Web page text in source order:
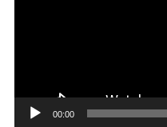
00:00